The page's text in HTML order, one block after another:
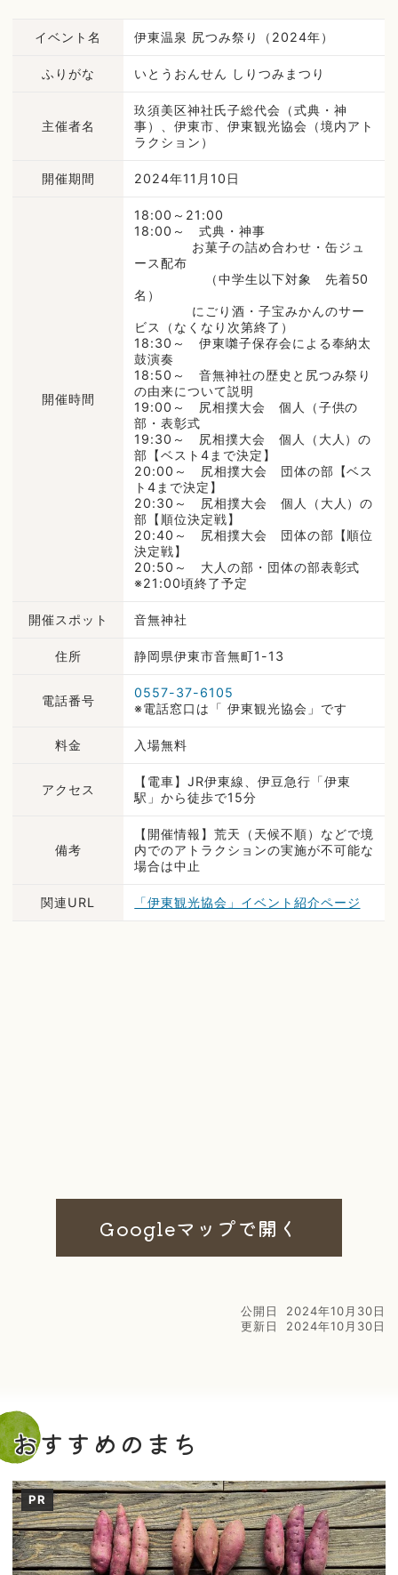
イベント名 伊東温泉 尻つみ祭り（2024年）
ふりがな いとうおんせん しりつみまつり
主催者名
玖須美区神社氏子総代会（式典・神
事）、伊東市、伊東観光協会（境内アト
ラクション）
開催期間 2024年11月10日
開催時間
18:00～21:00
18:00～ 式典・神事
お菓子の詰め合わせ・缶ジュ
ース配布
（中学生以下対象 先着50
名）
にごり酒・子宝みかんのサー
ビス（なくなり次第終了）
18:30～ 伊東囃子保存会による奉納太
鼓演奏
18:50～ 音無神社の歴史と尻つみ祭り
の由来について説明
19:00～ 尻相撲大会 個人（子供の
部・表彰式
19:30～ 尻相撲大会 個人（大人）の
部【ベスト4まで決定】
20:00～ 尻相撲大会 団体の部【ベス
ト4まで決定】
20:30～ 尻相撲大会 個人（大人）の
部【順位決定戦】
20:40～ 尻相撲大会 団体の部【順位
決定戦】
20:50～ 大人の部・団体の部表彰式
※21:00頃終了予定
開催スポット 音無神社
住所 静岡県伊東市音無町1-13
電話番号
0557-37-6105
※電話窓口は「 伊東観光協会」です
料金 入場無料
アクセス
【電車】JR伊東線、伊豆急行「伊東
駅」から徒歩で15分
備考
【開催情報】荒天（天候不順）などで境
内でのアトラクションの実施が不可能な
場合は中止
関連URL 「伊東観光協会」イベント紹介ページ
Googleマップで開く
公開日
2024年10月30日
更新日
2024年10月30日
おすすめのまち
PR